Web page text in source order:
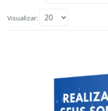
Visualizar: